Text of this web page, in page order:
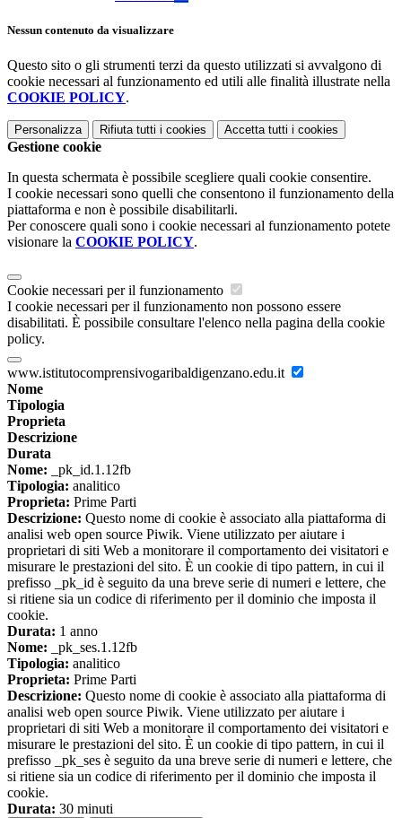
Nessun contenuto da visualizzare
Questo sito o gli strumenti terzi da questo utilizzati si avvalgono di
cookie necessari al funzionamento ed utili alle finalità illustrate nella
COOKIE POLICY.
Personalizza Rifiuta tutti i cookies Accetta tutti i cookies
Gestione cookie
In questa schermata è possibile scegliere quali cookie consentire.
I cookie necessari sono quelli che consentono il funzionamento della
piattaforma e non è possibile disabilitarli.
Per conoscere quali sono i cookie necessari al funzionamento potete
visionare la COOKIE POLICY.
Cookie necessari per il funzionamento
I cookie necessari per il funzionamento non possono essere
disabilitati. È possibile consultare l'elenco nella pagina della cookie
policy.
www.istitutocomprensivogaribaldigenzano.edu.it
Nome
Tipologia
Proprieta
Descrizione
Durata
Nome: _pk_id.1.12fb
Tipologia: analitico
Proprieta: Prime Parti
Descrizione: Questo nome di cookie è associato alla piattaforma di
analisi web open source Piwik. Viene utilizzato per aiutare i
proprietari di siti Web a monitorare il comportamento dei visitatori e
misurare le prestazioni del sito. È un cookie di tipo pattern, in cui il
prefisso _pk_id è seguito da una breve serie di numeri e lettere, che
si ritiene sia un codice di riferimento per il dominio che imposta il
cookie.
Durata: 1 anno
Nome: _pk_ses.1.12fb
Tipologia: analitico
Proprieta: Prime Parti
Descrizione: Questo nome di cookie è associato alla piattaforma di
analisi web open source Piwik. Viene utilizzato per aiutare i
proprietari di siti Web a monitorare il comportamento dei visitatori e
misurare le prestazioni del sito. È un cookie di tipo pattern, in cui il
prefisso _pk_ses è seguito da una breve serie di numeri e lettere, che
si ritiene sia un codice di riferimento per il dominio che imposta il
cookie.
Durata: 30 minuti